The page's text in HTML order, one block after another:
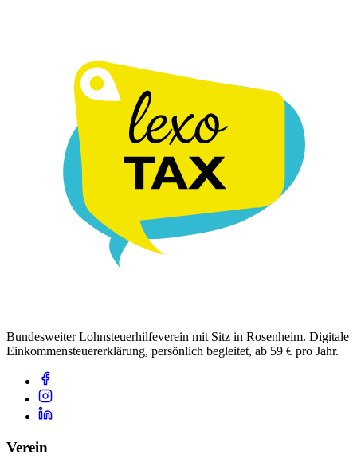
Bundesweiter Lohnsteuerhilfeverein mit Sitz in Rosenheim. Digitale
Einkommensteuererklärung, persönlich begleitet, ab 59 € pro Jahr.
Verein